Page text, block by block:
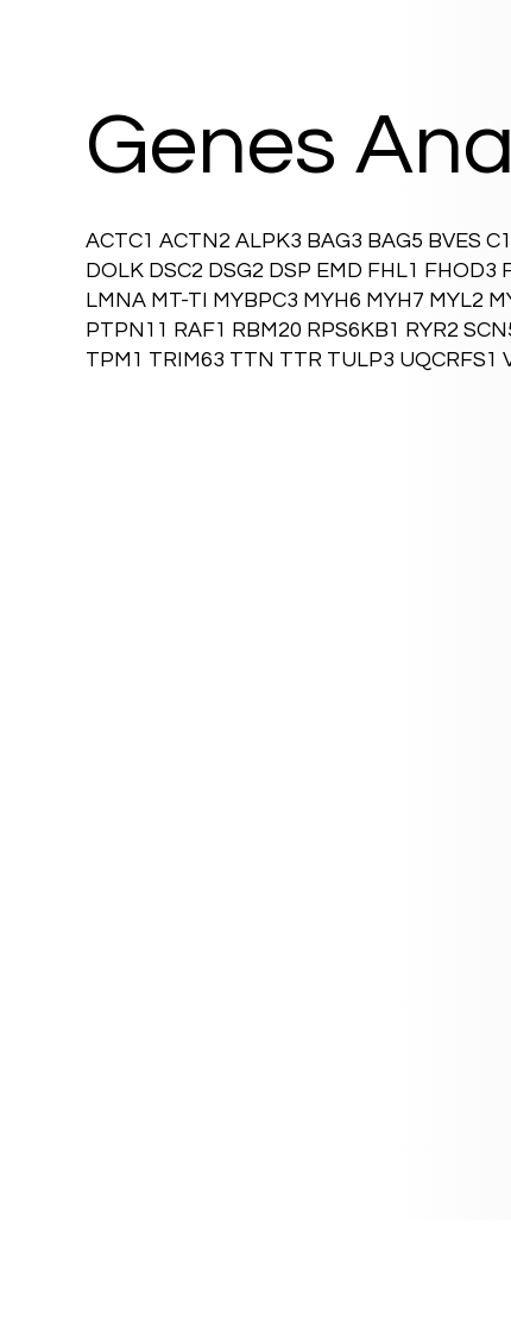
Genes
ACTC1 ACTN2 ALPK3 BAG3 BAG5 BVES
DOLK DSC2 DSG2 DSP EMD FHL1
LMNA MT-TI MYBPC3 MYH6 MYH7 MYL2
PTPN11 RAF1 RBM20 RPS6KB1 RYR2
TPM1 TRIM63 TTN TTR TULP3 UQCRFS1